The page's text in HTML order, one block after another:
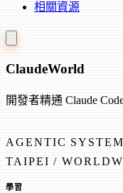
相關資源
ClaudeWorld
開發者精通 Claude
AGENTIC
TAIPEI /
學習